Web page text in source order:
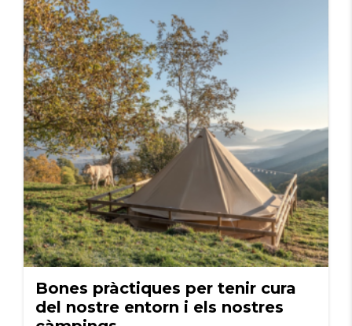
Bones pràctiques per tenir cura
del nostre entorn i els nostres